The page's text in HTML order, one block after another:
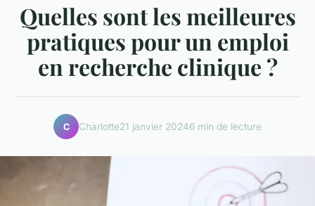
Quelles sont les meilleures
pratiques pour un emploi
en recherche clinique ?
C Charlotte21 janvier 20246 min de lecture